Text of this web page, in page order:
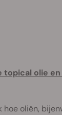
olie en
oliën,